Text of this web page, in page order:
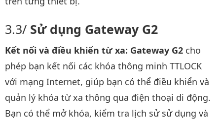
Sử dụng Gateway G2
Kết nối và điều khiển từ xa: Gateway G2 cho
phép bạn kết nối các khóa thông minh TTLOCK
với mạng Internet, giúp bạn có thể điều khiển và
quản lý khóa từ xa thông qua điện thoại di động.
Bạn có thể mở khóa, kiểm tra lịch sử sử dụng và